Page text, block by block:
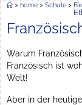
> home > Schule >
Warum
Französisch ist
Welt!
Aber in der